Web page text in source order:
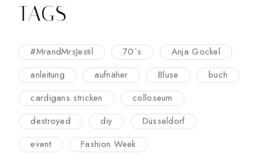
TAGS
#MrandMrsJestil 70`s
Anja Gockel
anleitung
aufnäher Bluse
buch
cardigans stricken
colloseum
destroyed
diy
Düsseldorf
event
Fashion Week